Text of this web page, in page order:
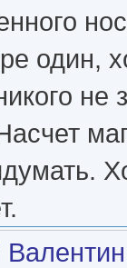
один,
не